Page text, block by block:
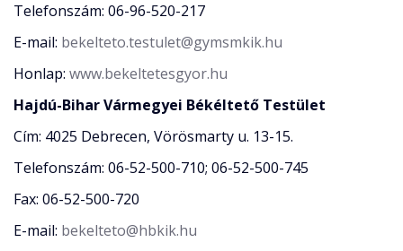
Telefonszám: 06-96-520-217
E-mail: bekelteto.testulet@gymsmkik.hu
Honlap: www.bekeltetesgyor.hu
Hajdú-Bihar Vármegyei Békéltető Testület
Cím: 4025 Debrecen, Vörösmarty u. 13-15.
Telefonszám: 06-52-500-710; 06-52-500-745
Fax: 06-52-500-720
E-mail: bekelteto@hbkik.hu